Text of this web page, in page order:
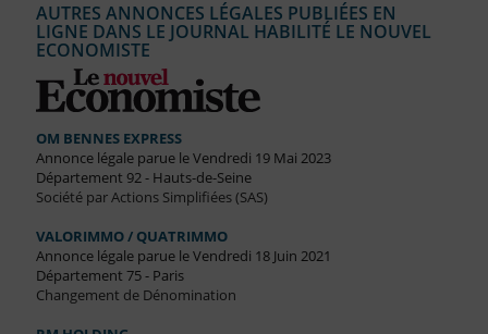
AUTRES ANNONCES LÉGALES PUBLIÉES EN
LIGNE DANS LE JOURNAL HABILITÉ LE NOUVEL
ECONOMISTE
OM BENNES EXPRESS
Annonce légale parue le Vendredi 19 Mai 2023
Département 92 - Hauts-de-Seine
Société par Actions Simplifiées (SAS)
VALORIMMO / QUATRIMMO
Annonce légale parue le Vendredi 18 Juin 2021
Département 75 - Paris
Changement de Dénomination